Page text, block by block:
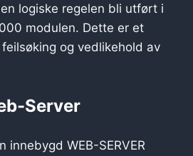
logiske regelen bli utført i
modulen. Dette er et
og vedlikehold av
Server
innebygd WEB-SERVER